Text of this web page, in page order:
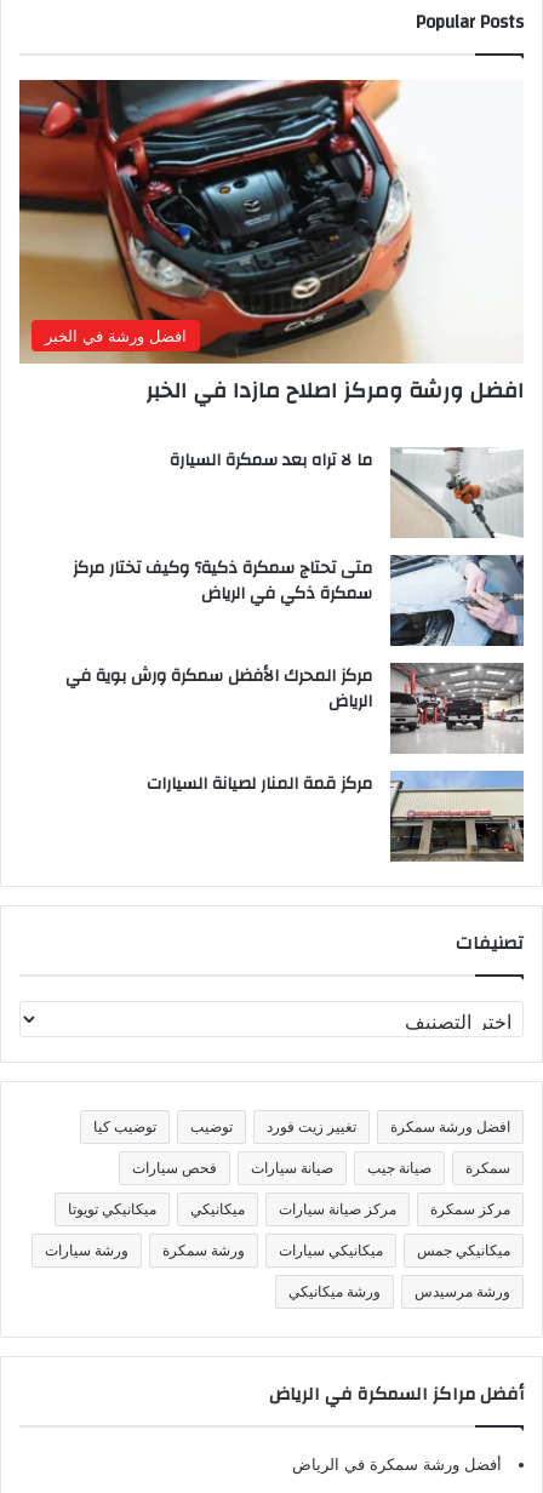
Popular Posts
افضل ورشة في الخبر
افضل ورشة ومركز اصلاح مازدا في الخبر
ما لا تراه بعد سمكرة السيارة
متى تحتاج سمكرة ذكية؟ وكيف تختار مركز
سمكرة ذكي في الرياض
مركز المحرك الأفضل سمكرة ورش بوية في
الرياض
مركز قمة المنار لصيانة السيارات
تصنيفات
ص
ن
ف
ا
افضل ورشة سمكرة تغيير زيت فورد توضيب توضيب كيا
سمكرة صيانة جيب صيانة سيارات فحص سيارات
مركز سمكرة مركز صيانة سيارات ميكانيكي ميكانيكي تويوتا
ميكانيكي جمس ميكانيكي سيارات ورشة سمكرة ورشة سيارات
ورشة مرسيدس ورشة ميكانيكي
أفضل مراكز السمكرة في الرياض
أفضل ورشة سمكرة في الرياض